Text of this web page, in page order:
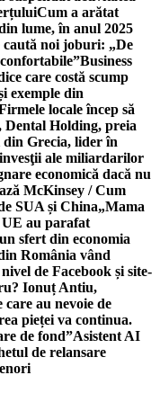
Cum a arătat
lume, în anul 2025
noi joburi: „De
Business
care costă scump
exemple din
locale încep să
Dental Holding, preia
din Grecia, lider în
ale miliardarilor
economică dacă nu
McKinsey / Cum
SUA și China„Mama
au parafat
sfert din economia
România vând
de Facebook și site-
Ionuț Antiu,
au nevoie de
pieței va continua.
de fond”Asistent AI
de relansare